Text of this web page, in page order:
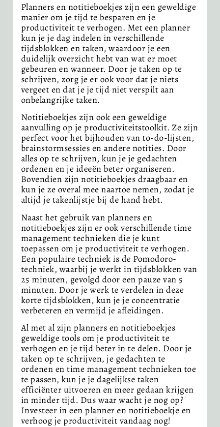
Planners en notitieboekjes zijn een geweldige
manier om je tijd te besparen en je
productiviteit te verhogen. Met een planner
kun je je dag indelen in verschillende
tijdsblokken en taken, waardoor je een
duidelijk overzicht hebt van wat er moet
gebeuren en wanneer. Door je taken op te
schrijven, zorg je er ook voor dat je niets
vergeet en dat je je tijd niet verspilt aan
onbelangrijke taken.
Notitieboekjes zijn ook een geweldige
aanvulling op je productiviteitstoolkit. Ze zijn
perfect voor het bijhouden van to-do-lijsten,
brainstormsessies en andere notities. Door
alles op te schrijven, kun je je gedachten
ordenen en je ideeën beter organiseren.
Bovendien zijn notitieboekjes draagbaar en
kun je ze overal mee naartoe nemen, zodat je
altijd je takenlijstje bij de hand hebt.
Naast het gebruik van planners en
notitieboekjes zijn er ook verschillende time
management technieken die je kunt
toepassen om je productiviteit te verhogen.
Een populaire techniek is de Pomodoro-
techniek, waarbij je werkt in tijdsblokken van
25 minuten, gevolgd door een pauze van 5
minuten. Door je werk te verdelen in deze
korte tijdsblokken, kun je je concentratie
verbeteren en vermijd je afleidingen.
Al met al zijn planners en notitieboekjes
geweldige tools om je productiviteit te
verhogen en je tijd beter in te delen. Door je
taken op te schrijven, je gedachten te
ordenen en time management technieken toe
te passen, kun je je dagelijkse taken
efficiënter uitvoeren en meer gedaan krijgen
in minder tijd. Dus waar wacht je nog op?
Investeer in een planner en notitieboekje en
verhoog je productiviteit vandaag nog!